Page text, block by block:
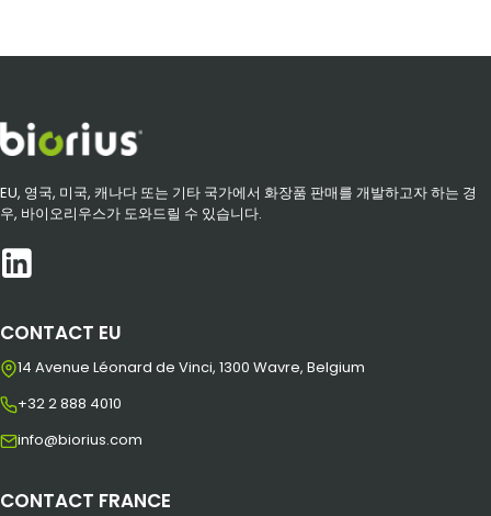
EU, 영국, 미국, 캐나다 또는 기타 국가에서 화장품 판매를 개발하고자 하는 경
우, 바이오리우스가 도와드릴 수 있습니다.
CONTACT EU
14 Avenue Léonard de Vinci, 1300 Wavre, Belgium
+32 2 888 4010
info@biorius.com
CONTACT FRANCE